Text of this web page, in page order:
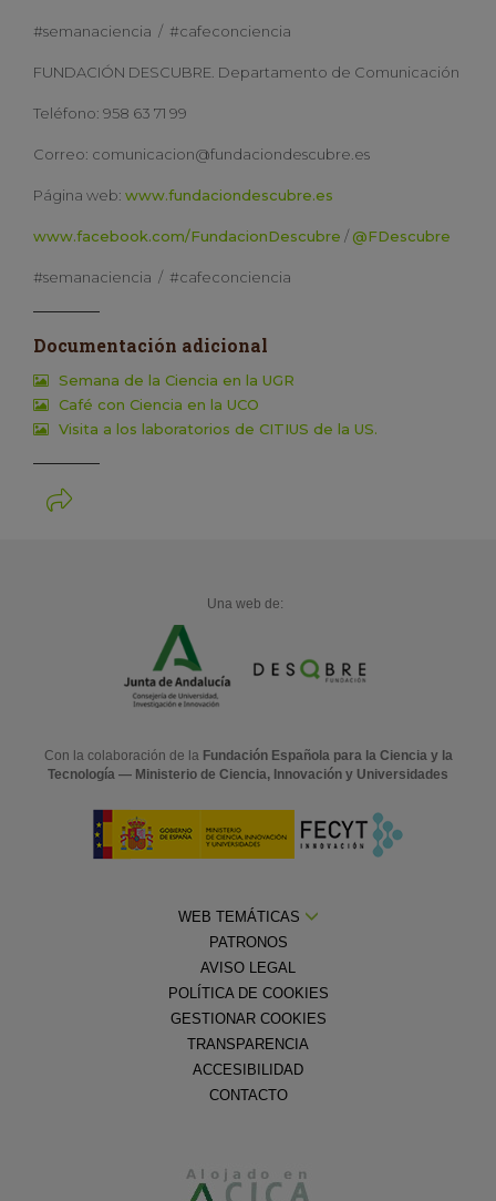
#semanaciencia / #cafeconciencia
FUNDACIÓN DESCUBRE. Departamento de Comunicación
Teléfono: 958 63 71 99
Correo: comunicacion@fundaciondescubre.es
Página web: www.fundaciondescubre.es
www.facebook.com/FundacionDescubre / @FDescubre
#semanaciencia / #cafeconciencia
Documentación adicional
Semana de la Ciencia en la UGR
Café con Ciencia en la UCO
Visita a los laboratorios de CITIUS de la US.
Una web de:
Con la colaboración de la Fundación Española para la Ciencia y la
Tecnología — Ministerio de Ciencia, Innovación y Universidades
WEB TEMÁTICAS
PATRONOS
AVISO LEGAL
POLÍTICA DE COOKIES
GESTIONAR COOKIES
TRANSPARENCIA
ACCESIBILIDAD
CONTACTO